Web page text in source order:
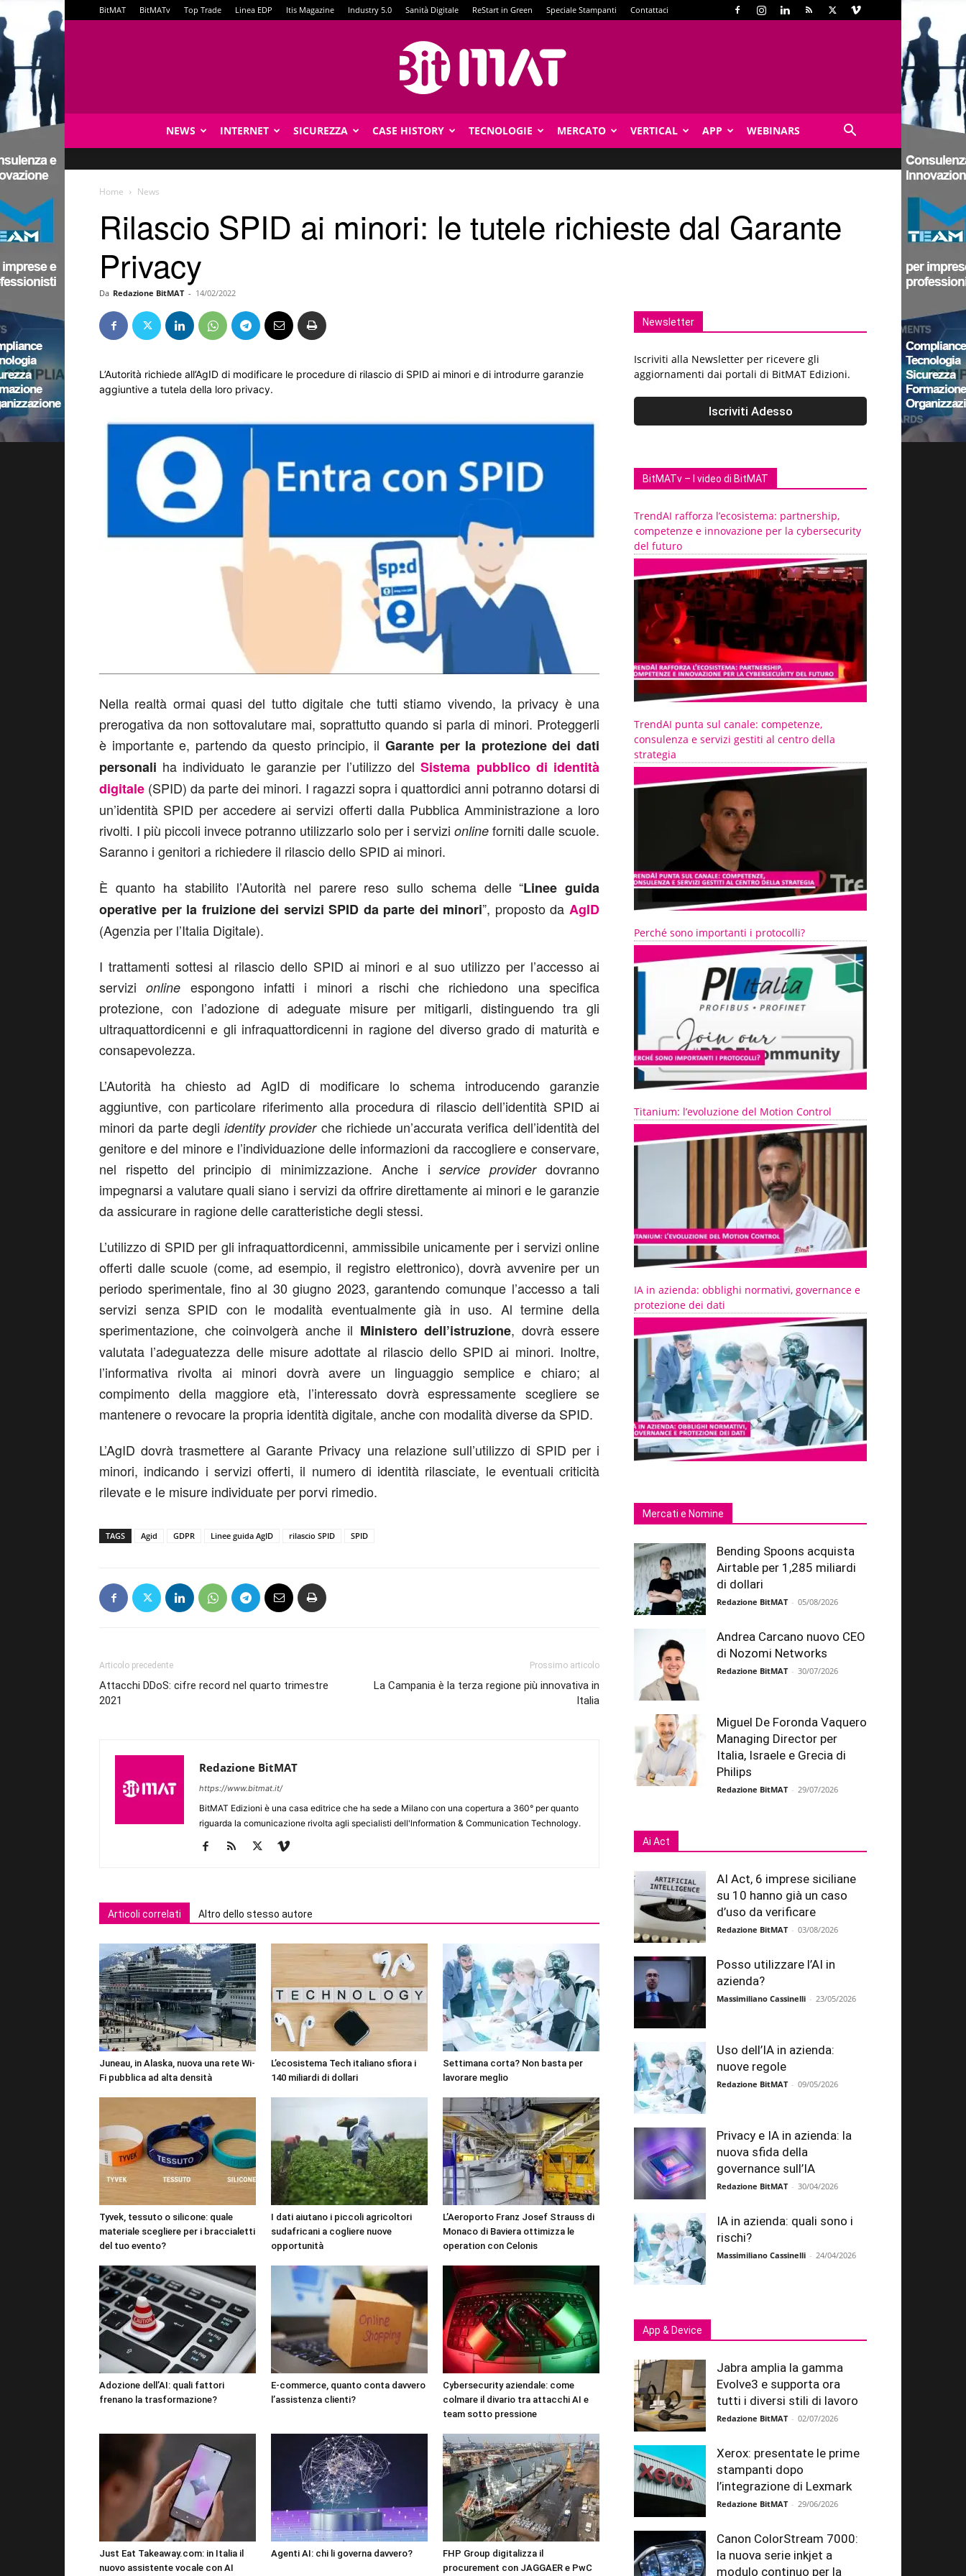
BitMAT BitMATv Top Trade Linea EDP Itis Magazine Industry 5.0 Sanità Digitale ReStart in Green Speciale Stampanti Contattaci
NEWS INTERNET SICUREZZA CASE HISTORY TECNOLOGIE MERCATO VERTICAL APP WEBINARS
Home News
Rilascio SPID ai minori: le tutele richieste dal Garante
Privacy
Da Redazione BitMAT - 14/02/2022
L’Autorità richiede all’AgID di modificare le procedure di rilascio di SPID ai minori e di introdurre garanzie
aggiuntive a tutela della loro privacy.
Nella realtà ormai quasi del tutto digitale che tutti stiamo vivendo, la privacy è una
prerogativa da non sottovalutare mai, soprattutto quando si parla di minori. Proteggerli
è importante e, partendo da questo principio, il Garante per la protezione dei dati
personali ha individuato le garanzie per l’utilizzo delSistema pubblico di identità
digitale (SPID) da parte dei minori. I ragazzi sopra i quattordici anni potranno dotarsi di
un’identità SPID per accedere ai servizi offerti dalla Pubblica Amministrazione a loro
rivolti. I più piccoli invece potranno utilizzarlo solo per i servizi online forniti dalle scuole.
Saranno i genitori a richiedere il rilascio dello SPID ai minori.
È quanto ha stabilito l’Autorità nel parere reso sullo schema delle “Linee guida
operative per la fruizione dei servizi SPID da parte dei minori”, proposto da AgID
(Agenzia per l’Italia Digitale).
I trattamenti sottesi al rilascio dello SPID ai minori e al suo utilizzo per l’accesso ai
servizionline espongono infatti i minori a rischi che richiedono una specifica
protezione, con l’adozione di adeguate misure per mitigarli, distinguendo tra gli
ultraquattordicenni e gli infraquattordicenni in ragione del diverso grado di maturità e
consapevolezza.
L’Autorità ha chiesto ad AgID di modificare lo schema introducendo garanzie
aggiuntive, con particolare riferimento alla procedura di rilascio dell’identità SPID ai
minori da parte degliidentity providerche richiede un’accurata verifica dell’identità del
genitore e del minore e l’individuazione delle informazioni da raccogliere e conservare,
nel rispetto del principio di minimizzazione. Anche iservice providerdovranno
impegnarsi a valutare quali siano i servizi da offrire direttamente ai minori e le garanzie
da assicurare in ragione delle caratteristiche degli stessi.
L’utilizzo di SPID per gli infraquattordicenni, ammissibile unicamente per i servizi online
offerti dalle scuole (come, ad esempio, il registro elettronico), dovrà avvenire per un
periodo sperimentale, fino al 30 giugno 2023, garantendo comunque l’accesso a tali
servizi senza SPID con le modalità eventualmente già in uso. Al termine della
sperimentazione, che coinvolgerà anche il Ministero dell’istruzione, dovrà essere
valutata l’adeguatezza delle misure adottate al rilascio dello SPID ai minori. Inoltre,
l’informativa rivolta ai minori dovrà avere un linguaggio semplice e chiaro; al
compimento della maggiore età, l’interessato dovrà espressamente scegliere se
mantenere o revocare la propria identità digitale, anche con modalità diverse da SPID.
L’AgID dovrà trasmettere al Garante Privacy una relazione sull’utilizzo di SPID per i
minori, indicando i servizi offerti, il numero di identità rilasciate, le eventuali criticità
rilevate e le misure individuate per porvi rimedio.
TAGS Agid GDPR Linee guida AgID rilascio SPID SPID
Articolo precedente
Attacchi DDoS: cifre record nel quarto trimestre
2021
Prossimo articolo
La Campania è la terza regione più innovativa in
Italia
Redazione BitMAT
https://www.bitmat.it/
BitMAT Edizioni è una casa editrice che ha sede a Milano con una copertura a 360° per quanto
riguarda la comunicazione rivolta agli specialisti dell'lnformation & Communication Technology.
Articoli correlati Altro dello stesso autore
Juneau, in Alaska, nuova una rete Wi-
Fi pubblica ad alta densità
L’ecosistema Tech italiano sfiora i
140 miliardi di dollari
Settimana corta? Non basta per
lavorare meglio
Tyvek, tessuto o silicone: quale
materiale scegliere per i braccialetti
del tuo evento?
I dati aiutano i piccoli agricoltori
sudafricani a cogliere nuove
opportunità
L’Aeroporto Franz Josef Strauss di
Monaco di Baviera ottimizza le
operation con Celonis
Adozione dell’AI: quali fattori
frenano la trasformazione?
E-commerce, quanto conta davvero
l’assistenza clienti?
Cybersecurity aziendale: come
colmare il divario tra attacchi AI e
team sotto pressione
Just Eat Takeaway.com: in Italia il
nuovo assistente vocale con AI
Agenti AI: chi li governa davvero?
FHP Group digitalizza il
procurement con JAGGAER e PwC
Newsletter
Iscriviti alla Newsletter per ricevere gli
aggiornamenti dai portali di BitMAT Edizioni.
BitMATv – I video di BitMAT
TrendAI rafforza l’ecosistema: partnership,
competenze e innovazione per la cybersecurity
del futuro
TrendAI punta sul canale: competenze,
consulenza e servizi gestiti al centro della
strategia
Perché sono importanti i protocolli?
Titanium: l’evoluzione del Motion Control
IA in azienda: obblighi normativi, governance e
protezione dei dati
Mercati e Nomine
Bending Spoons acquista
Airtable per 1,285 miliardi
di dollari
Redazione BitMAT - 05/08/2026
Andrea Carcano nuovo CEO
di Nozomi Networks
Redazione BitMAT - 30/07/2026
Miguel De Foronda Vaquero
Managing Director per
Italia, Israele e Grecia di
Philips
Redazione BitMAT - 29/07/2026
Ai Act
AI Act, 6 imprese siciliane
su 10 hanno già un caso
d’uso da verificare
Redazione BitMAT - 03/08/2026
Posso utilizzare l’AI in
azienda?
Massimiliano Cassinelli - 23/05/2026
Uso dell’IA in azienda:
nuove regole
Redazione BitMAT - 09/05/2026
Privacy e IA in azienda: la
nuova sfida della
governance sull’IA
Redazione BitMAT - 30/04/2026
IA in azienda: quali sono i
rischi?
Massimiliano Cassinelli - 24/04/2026
App & Device
Jabra amplia la gamma
Evolve3 e supporta ora
tutti i diversi stili di lavoro
Redazione BitMAT - 02/07/2026
Xerox: presentate le prime
stampanti dopo
l’integrazione di Lexmark
Redazione BitMAT - 29/06/2026
Canon ColorStream 7000:
la nuova serie inkjet a
modulo continuo per la